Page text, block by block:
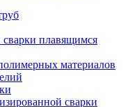
плавящимся
материалов
сварки